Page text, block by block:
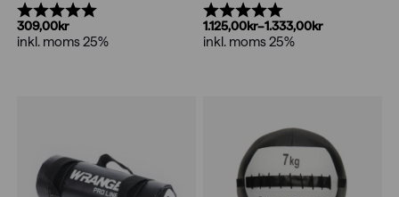
Betyg:
309,00kr
inkl. moms 25%
Betyg:
1.125,00kr–1.333,00kr
Prisintervall:
inkl. moms 25%